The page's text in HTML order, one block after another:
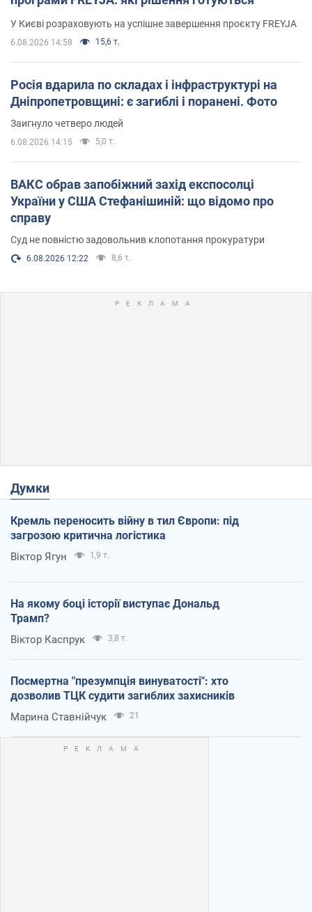
У Києві розраховують на успішне завершення проєкту FREYJA
6.08.2026 14:58 15,6 т.
Росія вдарила по складах і інфраструктурі на
Дніпропетровщині: є загиблі і поранені. Фото
Заигнуло четверо людей
6.08.2026 14:15 5,0 т.
ВАКС обрав запобіжний захід експосолці
України у США Стефанішиній: що відомо про
справу
Суд не повністю задовольнив клопотання прокуратури
6.08.2026 12:22 8,6 т.
Думки
Кремль переносить війну в тил Європи: під
загрозою критична логістика
Віктор Ягун 1,9 т.
На якому боці історії виступає Дональд
Трамп?
Віктор Каспрук 3,8 т.
Посмертна "презумпція винуватості": хто
дозволив ТЦК судити загиблих захисників
Марина Ставнійчук 21